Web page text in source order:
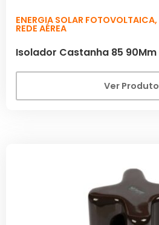
ENERGIA SOLAR FOTOVOLTAICA,
REDE AÉREA
Isolador Castanha 85 90Mm
Ver Produto